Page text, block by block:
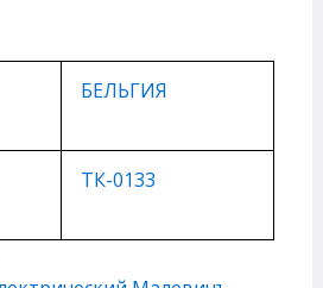
БЕЛЬГИЯ
ТК-0133